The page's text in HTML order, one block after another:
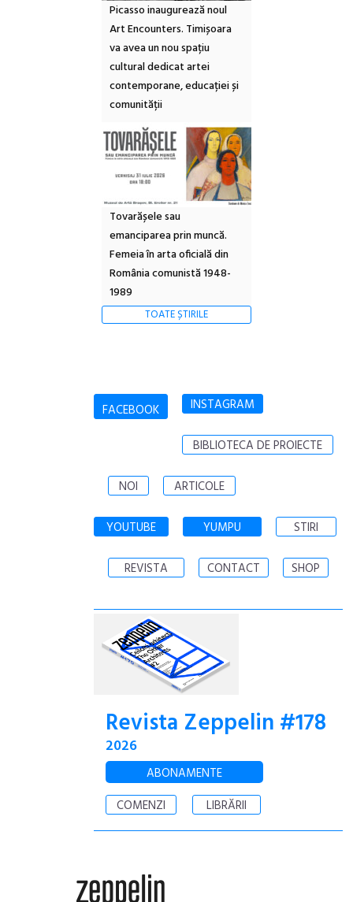
Picasso inaugurează noul
Art Encounters. Timișoara
va avea un nou spațiu
cultural dedicat artei
contemporane, educației și
comunității
Tovarășele sau
emanciparea prin muncă.
Femeia în arta oficială din
România comunistă 1948-
1989
TOATE ȘTIRILE
FACEBOOK INSTAGRAM
BIBLIOTECA DE PROIECTE
NOI ARTICOLE
YOUTUBE YUMPU STIRI
REVISTA CONTACT SHOP
Revista Zeppelin #178
2026
ABONAMENTE
COMENZI
LIBRĂRII